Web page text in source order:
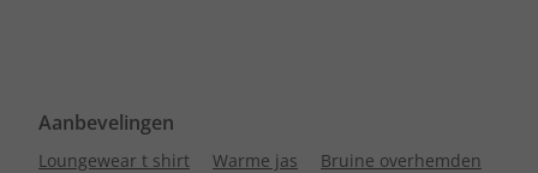
Aanbevelingen
Loungewear t shirt Warme jas
Bruine overhemden